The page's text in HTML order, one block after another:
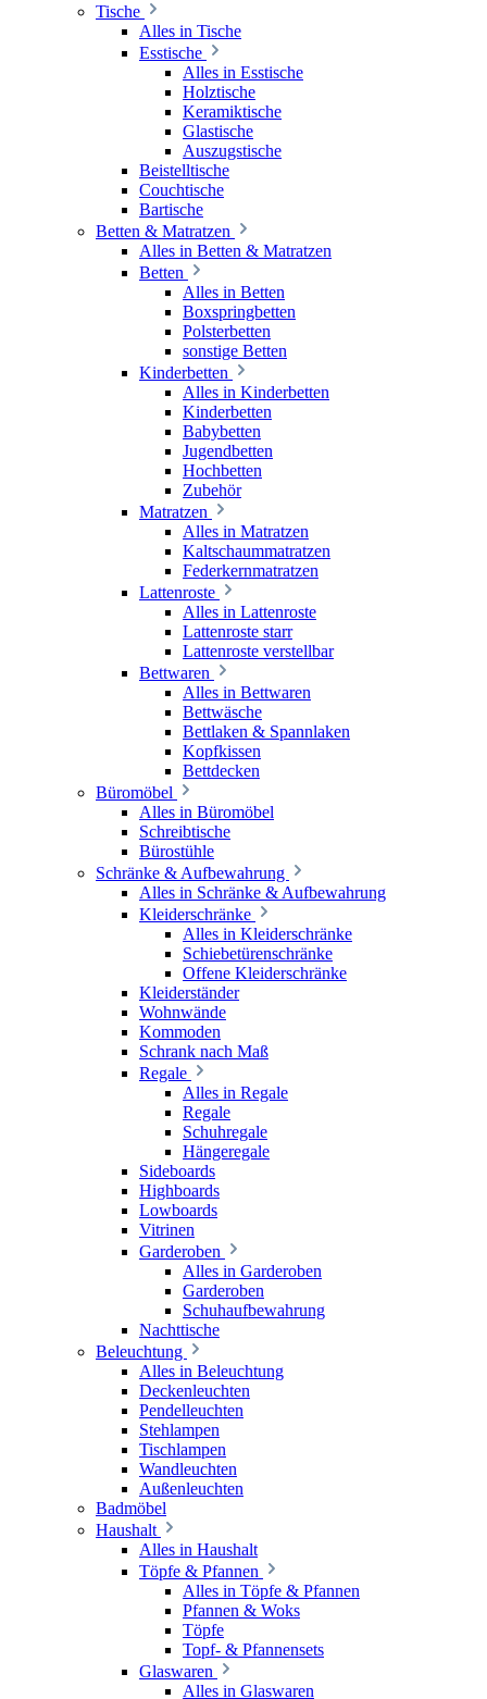
Tische
Alles in Tische
Esstische
Alles in Esstische
Holztische
Keramiktische
Glastische
Auszugstische
Beistelltische
Couchtische
Bartische
Betten & Matratzen
Alles in Betten & Matratzen
Betten
Alles in Betten
Boxspringbetten
Polsterbetten
sonstige Betten
Kinderbetten
Alles in Kinderbetten
Kinderbetten
Babybetten
Jugendbetten
Hochbetten
Zubehör
Matratzen
Alles in Matratzen
Kaltschaummatratzen
Federkernmatratzen
Lattenroste
Alles in Lattenroste
Lattenroste starr
Lattenroste verstellbar
Bettwaren
Alles in Bettwaren
Bettwäsche
Bettlaken & Spannlaken
Kopfkissen
Bettdecken
Büromöbel
Alles in Büromöbel
Schreibtische
Bürostühle
Schränke & Aufbewahrung
Alles in Schränke & Aufbewahrung
Kleiderschränke
Alles in Kleiderschränke
Schiebetürenschränke
Offene Kleiderschränke
Kleiderständer
Wohnwände
Kommoden
Schrank nach Maß
Regale
Alles in Regale
Regale
Schuhregale
Hängeregale
Sideboards
Highboards
Lowboards
Vitrinen
Garderoben
Alles in Garderoben
Garderoben
Schuhaufbewahrung
Nachttische
Beleuchtung
Alles in Beleuchtung
Deckenleuchten
Pendelleuchten
Stehlampen
Tischlampen
Wandleuchten
Außenleuchten
Badmöbel
Haushalt
Alles in Haushalt
Töpfe & Pfannen
Alles in Töpfe & Pfannen
Pfannen & Woks
Töpfe
Topf- & Pfannensets
Glaswaren
Alles in Glaswaren